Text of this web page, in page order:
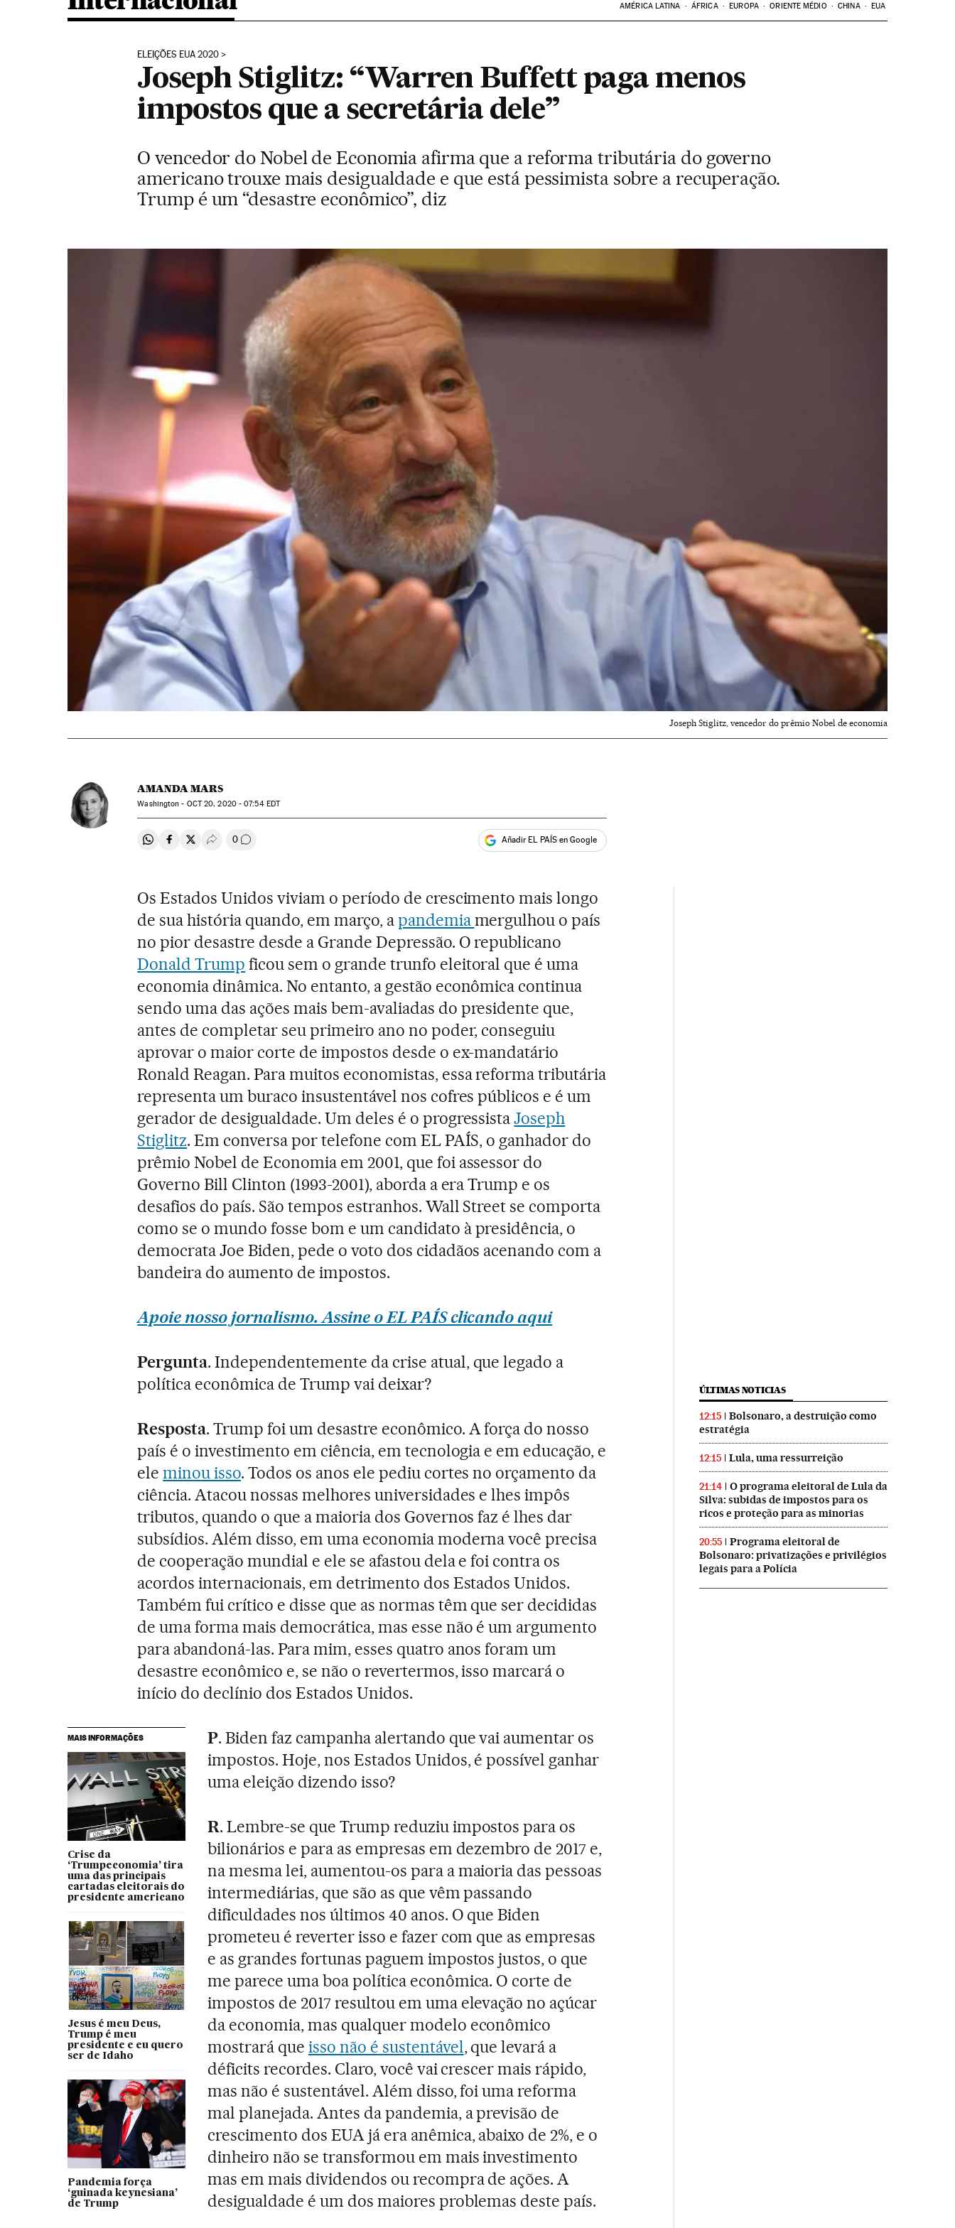
AMÉRICA LATINA ÁFRICA EUROPA ORIENTE MÉDIO CHINA EUA
ELEIÇÕES EUA 2020
Joseph Stiglitz: “Warren Buffett paga menos
impostos que a secretária dele”
O vencedor do Nobel de Economia afirma que a reforma tributária do governo
americano trouxe mais desigualdade e que está pessimista sobre a recuperação.
Trump é um “desastre econômico”, diz
Joseph Stiglitz, vencedor do prêmio Nobel de economia
AMANDA MARS
Washington - OCT20, 2020 - 07:54EDT
Compartir en Whatsapp
Compartir en Facebook
Compartir en Twitter
Desplegar Redes Sociales
0 Comentários Añadir EL PAÍS en Google
Os Estados Unidos viviam o período de crescimento mais longo
de sua história quando, em março, apandemiamergulhou o país
no pior desastre desde a Grande Depressão. O republicano
Donald Trump ficou sem o grande trunfo eleitoral que é uma
economia dinâmica. No entanto, a gestão econômica continua
sendo uma das ações mais bem-avaliadas do presidente que,
antes de completar seu primeiro ano no poder, conseguiu
aprovar o maior corte de impostos desde o ex-mandatário
Ronald Reagan. Para muitos economistas, essa reforma tributária
representa um buraco insustentável nos cofres públicos e é um
gerador de desigualdade. Um deles é o progressistaJoseph
Stiglitz. Em conversa por telefone com EL PAÍS, o ganhador do
prêmio Nobel de Economia em 2001, que foi assessor do
Governo Bill Clinton (1993-2001), aborda a era Trump e os
desafios do país. São tempos estranhos. Wall Street se comporta
como se o mundo fosse bom e um candidato à presidência, o
democrata Joe Biden, pede o voto dos cidadãos acenando com a
bandeira do aumento de impostos.
Apoie nosso jornalismo. Assine o EL PAÍS clicando aqui
Pergunta. Independentemente da crise atual, que legado a
política econômica de Trump vai deixar?
Resposta. Trump foi um desastre econômico. A força do nosso
país é o investimento em ciência, em tecnologia e em educação, e
eleminou isso. Todos os anos ele pediu cortes no orçamento da
ciência. Atacou nossas melhores universidades e lhes impôs
tributos, quando o que a maioria dos Governos faz é lhes dar
subsídios. Além disso, em uma economia moderna você precisa
de cooperação mundial e ele se afastou dela e foi contra os
acordos internacionais, em detrimento dos Estados Unidos.
Também fui crítico e disse que as normas têm que ser decididas
de uma forma mais democrática, mas esse não é um argumento
para abandoná-las. Para mim, esses quatro anos foram um
desastre econômico e, se não o revertermos, isso marcará o
início do declínio dos Estados Unidos.
MAIS INFORMAÇÕES
Crise da
‘Trumpeconomia’ tira
uma das principais
cartadas eleitorais do
presidente americano
Jesus é meu Deus,
Trump é meu
presidente e eu quero
ser de Idaho
Pandemia força
‘guinada keynesiana’
de Trump
P. Biden faz campanha alertando que vai aumentar os
impostos. Hoje, nos Estados Unidos, é possível ganhar
uma eleição dizendo isso?
R. Lembre-se que Trump reduziu impostos para os
bilionários e para as empresas em dezembro de 2017 e,
na mesma lei, aumentou-os para a maioria das pessoas
intermediárias, que são as que vêm passando
dificuldades nos últimos 40 anos. O que Biden
prometeu é reverter isso e fazer com que as empresas
e as grandes fortunas paguem impostos justos, o que
me parece uma boa política econômica. O corte de
impostos de 2017 resultou em uma elevação no açúcar
da economia, mas qualquer modelo econômico
mostrará que isso não é sustentável, que levará a
déficits recordes. Claro, você vai crescer mais rápido,
mas não é sustentável. Além disso, foi uma reforma
mal planejada. Antes da pandemia, a previsão de
crescimento dos EUA já era anêmica, abaixo de 2%, e o
dinheiro não se transformou em mais investimento
mas em mais dividendos ou recompra de ações. A
desigualdade é um dos maiores problemas deste país.
ÚLTIMAS NOTICIAS
12:15
Bolsonaro, a destruição como
estratégia
12:15 Lula, uma ressurreição
21:14
O programa eleitoral de Lula da
Silva: subidas de impostos para os
ricos e proteção para as minorias
20:55
Programa eleitoral de
Bolsonaro: privatizações e privilégios
legais para a Polícia